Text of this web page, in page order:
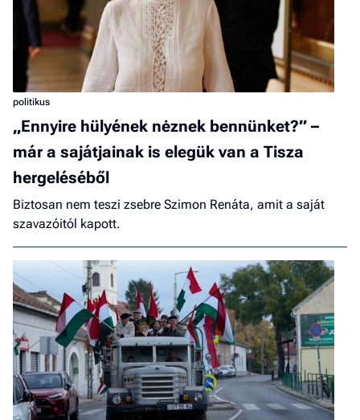
politikus
„Ennyire hülyének nėznek bennünket?” –
már a sajátjainak is elegük van a Tisza
hergeléséből
Biztosan nem teszi zsebre Szimon Renáta, amit a saját
szavazóitól kapott.